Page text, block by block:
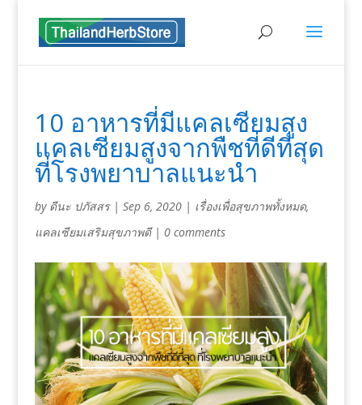
10 อาหารที่มีแคลเซียมสูง
แคลเซียมสูงจากพืชที่ดีที่สุด
ที่โรงพยาบาลแนะนำ
by ดีนะ ปภัสสร| Sep 6, 2020| เรื่องเพื่อสุขภาพทั้งหมด,
แคลเซียมเสริมสุขภาพดี| 0 comments